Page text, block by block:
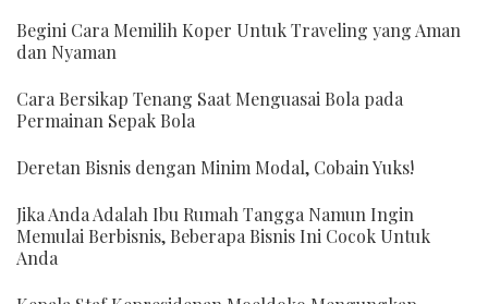
Begini Cara Memilih Koper Untuk Traveling yang Aman
dan Nyaman
Cara Bersikap Tenang Saat Menguasai Bola pada
Permainan Sepak Bola
Deretan Bisnis dengan Minim Modal, Cobain Yuks!
Jika Anda Adalah Ibu Rumah Tangga Namun Ingin
Memulai Berbisnis, Beberapa Bisnis Ini Cocok Untuk
Anda